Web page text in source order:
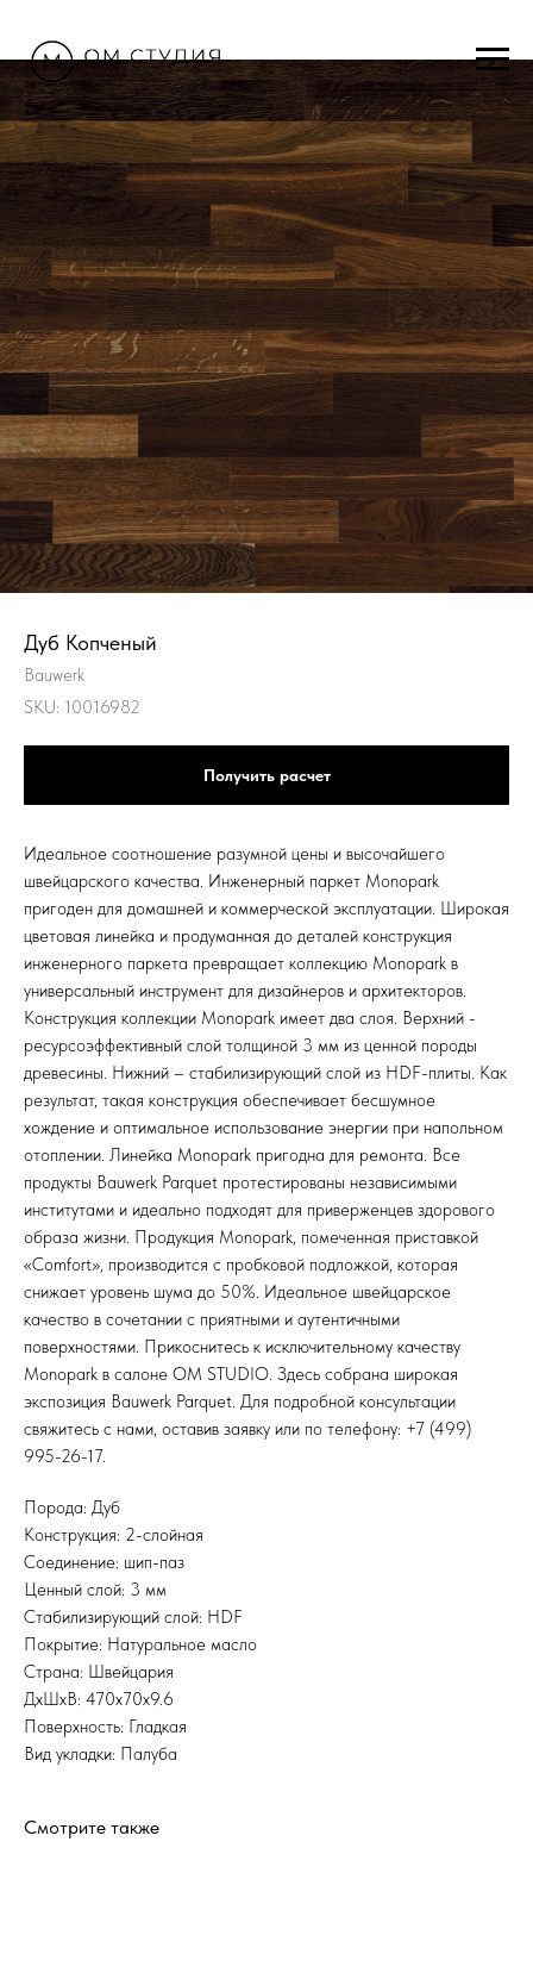
Дуб Копченый
Bauwerk
SKU: 10016982
Получить расчет
Идеальное соотношение разумной цены и высочайшего
швейцарского качества. Инженерный паркет Monopark
пригоден для домашней и коммерческой эксплуатации. Широкая
цветовая линейка и продуманная до деталей конструкция
инженерного паркета превращает коллекцию Monopark в
универсальный инструмент для дизайнеров и архитекторов.
Конструкция коллекции Monopark имеет два слоя. Верхний -
ресурсоэффективный слой толщиной 3 мм из ценной породы
древесины. Нижний – стабилизирующий слой из HDF-плиты. Как
результат, такая конструкция обеспечивает бесшумное
хождение и оптимальное использование энергии при напольном
отоплении. Линейка Monopark пригодна для ремонта. Все
продукты Bauwerk Parquet протестированы независимыми
институтами и идеально подходят для приверженцев здорового
образа жизни. Продукция Monopark, помеченная приставкой
«Comfort», производится с пробковой подложкой, которая
снижает уровень шума до 50%. Идеальное швейцарское
качество в сочетании с приятными и аутентичными
поверхностями. Прикоснитесь к исключительному качеству
Monopark в салоне OM STUDIO. Здесь собрана широкая
экспозиция Bauwerk Parquet. Для подробной консультации
свяжитесь с нами, оставив заявку или по телефону: +7 (499)
995-26-17.
Порода: Дуб
Конструкция: 2-слойная
Соединение: шип-паз
Ценный слой: 3 мм
Стабилизирующий слой: HDF
Покрытие: Натуральное масло
Страна: Швейцария
ДхШхВ: 470x70x9.6
Поверхность: Гладкая
Вид укладки: Палуба
Смотрите также